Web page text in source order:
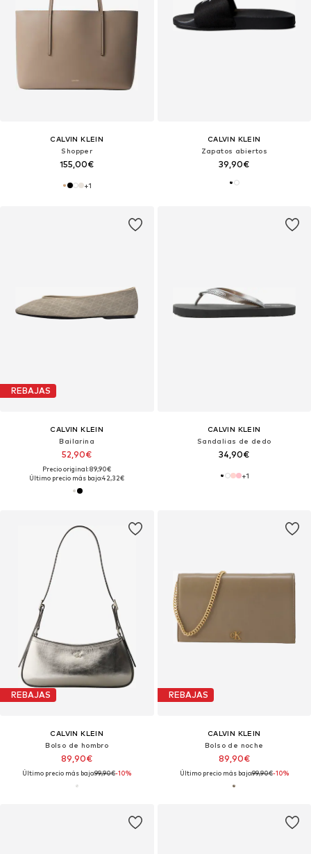
CALVIN KLEIN
Shopper
155,00€
+1
CALVIN KLEIN
Zapatos abiertos
39,90€
REBAJAS
CALVIN KLEIN
Bailarina
52,90€
Precio original: 89,90€
Último precio más bajo:42,32€
CALVIN KLEIN
Sandalias de dedo
34,90€
+1
REBAJAS
CALVIN KLEIN
Bolso de hombro
89,90€
Último precio más bajo:99,90€-10%
REBAJAS
CALVIN KLEIN
Bolso de noche
89,90€
Último precio más bajo:99,90€-10%